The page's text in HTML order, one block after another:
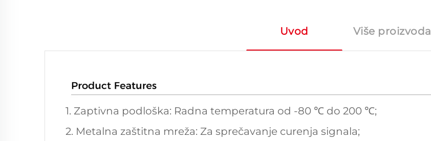
Uvod Više proizvoda
1. Zaptivna podloška: Radna temperatura od -80 ℃ do 200 ℃;
2. Metalna zaštitna mreža: Za sprečavanje curenja signala;